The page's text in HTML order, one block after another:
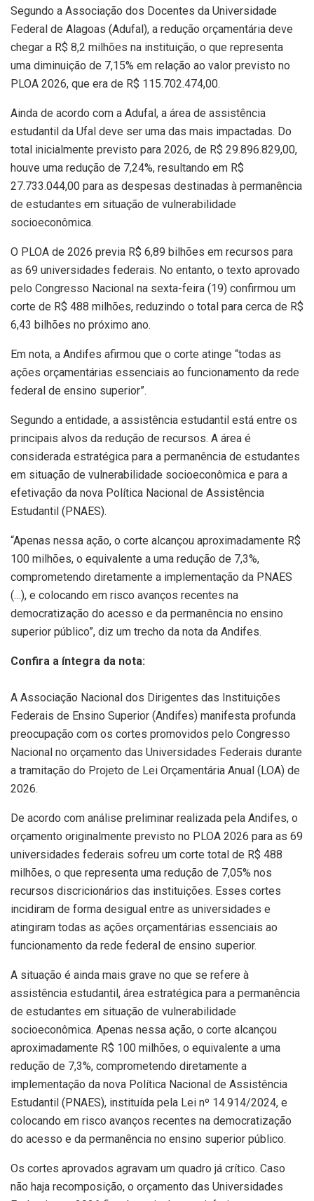
Segundo a Associação dos Docentes da Universidade
Federal de Alagoas (Adufal), a redução orçamentária deve
chegar a R$ 8,2 milhões na instituição, o que representa
uma diminuição de 7,15% em relação ao valor previsto no
PLOA 2026, que era de R$ 115.702.474,00.
Ainda de acordo com a Adufal, a área de assistência
estudantil da Ufal deve ser uma das mais impactadas. Do
total inicialmente previsto para 2026, de R$ 29.896.829,00,
houve uma redução de 7,24%, resultando em R$
27.733.044,00 para as despesas destinadas à permanência
de estudantes em situação de vulnerabilidade
socioeconômica.
O PLOA de 2026 previa R$ 6,89 bilhões em recursos para
as 69 universidades federais. No entanto, o texto aprovado
pelo Congresso Nacional na sexta-feira (19) confirmou um
corte de R$ 488 milhões, reduzindo o total para cerca de R$
6,43 bilhões no próximo ano.
Em nota, a Andifes afirmou que o corte atinge “todas as
ações orçamentárias essenciais ao funcionamento da rede
federal de ensino superior”.
Segundo a entidade, a assistência estudantil está entre os
principais alvos da redução de recursos. A área é
considerada estratégica para a permanência de estudantes
em situação de vulnerabilidade socioeconômica e para a
efetivação da nova Política Nacional de Assistência
Estudantil (PNAES).
“Apenas nessa ação, o corte alcançou aproximadamente R$
100 milhões, o equivalente a uma redução de 7,3%,
comprometendo diretamente a implementação da PNAES
(…), e colocando em risco avanços recentes na
democratização do acesso e da permanência no ensino
superior público”, diz um trecho da nota da Andifes.
Confira a íntegra da nota:
A Associação Nacional dos Dirigentes das Instituições
Federais de Ensino Superior (Andifes) manifesta profunda
preocupação com os cortes promovidos pelo Congresso
Nacional no orçamento das Universidades Federais durante
a tramitação do Projeto de Lei Orçamentária Anual (LOA) de
2026.
De acordo com análise preliminar realizada pela Andifes, o
orçamento originalmente previsto no PLOA 2026 para as 69
universidades federais sofreu um corte total de R$ 488
milhões, o que representa uma redução de 7,05% nos
recursos discricionários das instituições. Esses cortes
incidiram de forma desigual entre as universidades e
atingiram todas as ações orçamentárias essenciais ao
funcionamento da rede federal de ensino superior.
A situação é ainda mais grave no que se refere à
assistência estudantil, área estratégica para a permanência
de estudantes em situação de vulnerabilidade
socioeconômica. Apenas nessa ação, o corte alcançou
aproximadamente R$ 100 milhões, o equivalente a uma
redução de 7,3%, comprometendo diretamente a
implementação da nova Política Nacional de Assistência
Estudantil (PNAES), instituída pela Lei nº 14.914/2024, e
colocando em risco avanços recentes na democratização
do acesso e da permanência no ensino superior público.
Os cortes aprovados agravam um quadro já crítico. Caso
não haja recomposição, o orçamento das Universidades